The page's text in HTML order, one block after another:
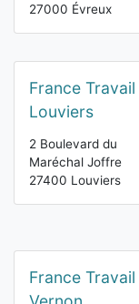
27000 Évreux
France
Louviers
2 Boulevard du
Maréchal Joffre
27400 Louviers
France